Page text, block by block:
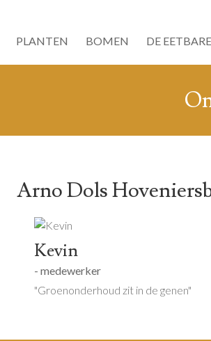
PLANTEN BOMEN DE
Arno Dols
Kevin
- medewerker
"Groenonderhoud zit in de genen"